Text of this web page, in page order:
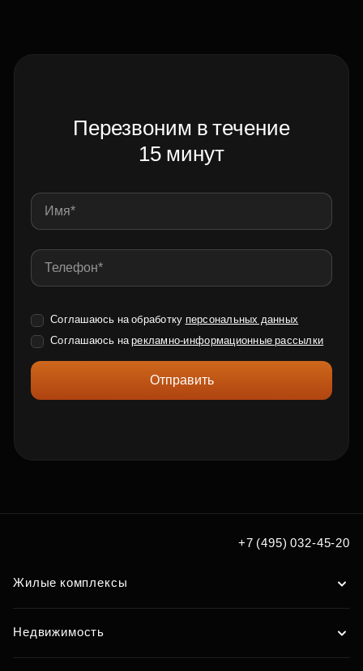
Перезвоним в течение
15 минут
Соглашаюсь на обработку персональных данных
Соглашаюсь нарекламно-информационные рассылки
Отправить
+7 (495) 032-45-20
Жилые комплексы
Недвижимость